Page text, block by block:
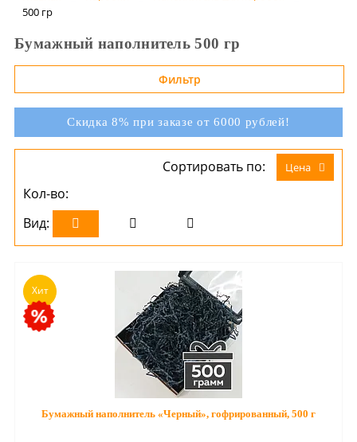
500 гр
Бумажный наполнитель 500 гр
Фильтр
Скидка 8% при заказе от 6000 рублей!
Сортировать по: Цена
Кол-во:
Вид:
Хит
Бумажный наполнитель «Черный», гофрированный, 500 г